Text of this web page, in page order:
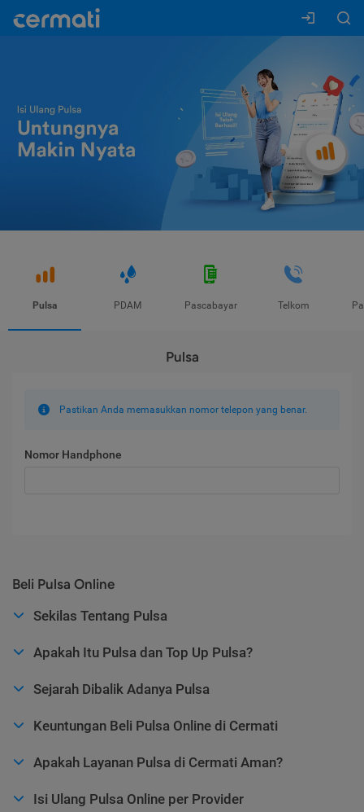
Pulsa PDAM Pascabayar Telkom
Pulsa
Pastikan Anda memasukkan nomor telepon yang benar.
Nomor Handphone
Beli Pulsa Online
Sekilas Tentang Pulsa
Apakah Itu Pulsa dan Top Up Pulsa?
Sejarah Dibalik Adanya Pulsa
Keuntungan Beli Pulsa Online di Cermati
Apakah Layanan Pulsa di Cermati Aman?
Isi Ulang Pulsa Online per Provider